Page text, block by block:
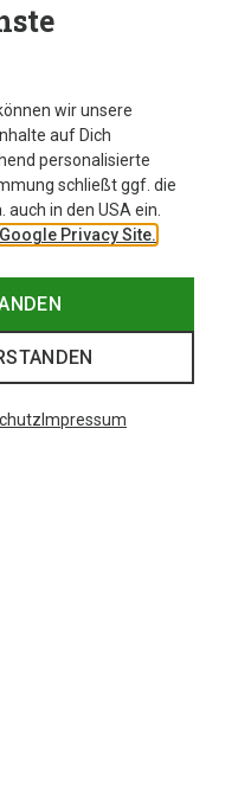
Tech Mütze
39.95
wir unsere
auf Dich
personalisierte
schließt ggf. die
in den USA ein.
Google Privacy Site.
Impressum